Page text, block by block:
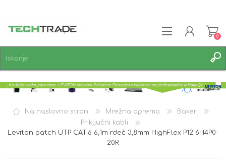
PRIJAVA
0
Na naslovno stran Mrežna oprema
Baker
Priključni kabli
Leviton patch UTP CAT.6 6,1m rdeč 3,8mm HighFlex P12 6H4P0-
20R